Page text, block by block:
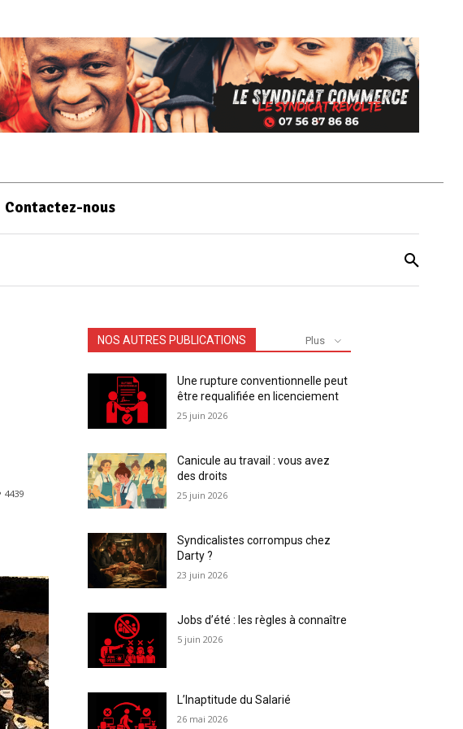
Contactez-nous
4439
NOS AUTRES PUBLICATIONS Plus
Une rupture conventionnelle peut
être requalifiée en licenciement
25 juin 2026
Canicule au travail : vous avez
des droits
25 juin 2026
Syndicalistes corrompus chez
Darty ?
23 juin 2026
Jobs d’été : les règles à connaître
5 juin 2026
L’Inaptitude du Salarié
26 mai 2026